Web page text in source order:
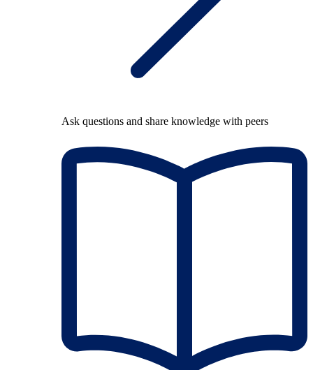
Ask questions and share knowledge with peers